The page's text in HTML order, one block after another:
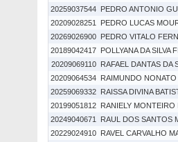
20259037544 PEDRO ANTONIO
20209028251
PEDRO LUCAS
20269026900 PEDRO VITALO
20189042417 POLLYANA DA SILVA
20209069110
RAFAEL DANTAS DA
20209064534 RAIMUNDO NONATO
20259069332 RAISSA DIVINA
20199051812 RANIELY MONTEIRO
20249040671
RAUL DOS SANTOS
20229024910 RAVEL CARVALHO